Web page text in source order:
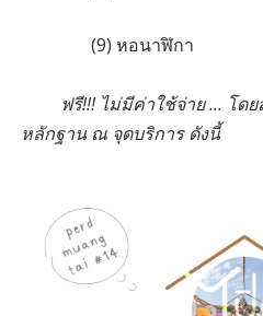
(9) หอนาฬิกา
ฟรี!!! ไม่มีค่าใช้จ่าย ... โดย
หลักฐาน ณ จุดบริการ ดังนี้